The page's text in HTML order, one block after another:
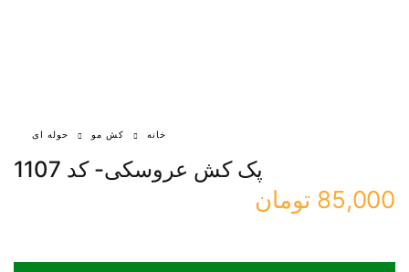
خانه کش مو حوله ای
پک کش عروسکی- کد 1107
85,000 تومان